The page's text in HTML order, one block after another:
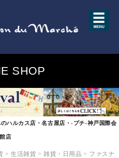
SHOP
ルカス店・名古屋店・-プチ-神戸国際会
館店
>生活雑貨 > 雑貨・日用品 > ファスナ